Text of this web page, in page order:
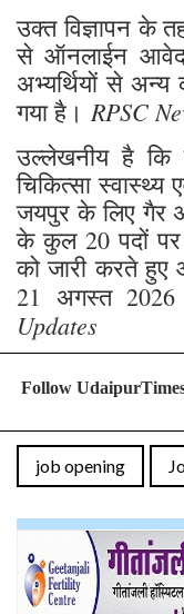
उक्त विज्ञापन के
से ऑनलाईन
अभ्यर्थियों से
गया है। RPSC
उल्लेखनीय है कि
चिकित्सा स्वास्थ्य
जयपुर के लिए गैर
के कुल 20 पदों पर
को जारी करते
21 अगस्त 2026
Updates
Follow
job opening